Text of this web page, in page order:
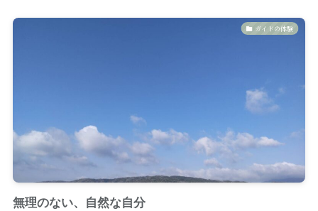
ガイドの体験
無理のない、自然な自分